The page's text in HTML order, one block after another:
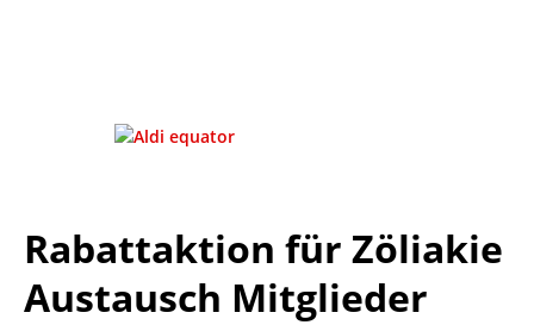
Rabattaktion für Zöliakie
Austausch Mitglieder